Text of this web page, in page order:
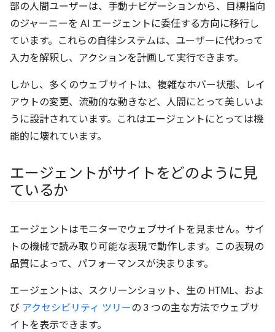
部の人間ユーザーは、手動ナビゲーションから、目標指向
のジャーニーを AI エージェントに委任する方向に移行し
ています。これらの自律システムは、ユーザーに代わって
入力を解釈し、アクションを計画して実行できます。
しかし、多くのウェブサイトは、複雑なホバー状態、レイ
アウトの変更、流動的な動きなど、人間にとって美しいよ
うに設計されています。これはエージェントにとっては機
能的に壊れています。
エージェントがサイトをどのように見
ているか
エージェントはモニターでウェブサイトを見ません。サイ
トの機械で読み取り可能な表現で動作します。この表現の
品質によって、パフォーマンスが決まります。
エージェントは、スクリーンショット、生の HTML、およ
び アクセシビリティ ツリーの 3 つの主な方法でウェブサ
イトを表示できます。